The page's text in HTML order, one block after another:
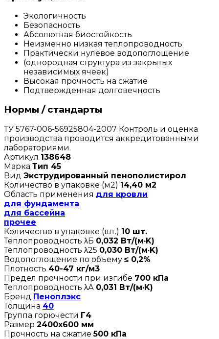
Экологичность
Безопасность
Абсолютная биостойкость
Неизменно низкая теплопроводность
Практически нулевое водопоглощение
(однородная структура из закрытых
независимых ячеек)
Высокая прочность на сжатие
Подтвержденная долговечность
Нормы / стандарты
ТУ 5767-006-56925804-2007 Контроль и оценка
производства проводится аккредитованными
лабораториями.
Артикул 138648
Марка Тип 45
Вид Экструдированный пенополистирол
Количество в упаковке (м2) 14,40 м2
Область применения для кровли
для фундамента
для бассейна
прочее
Количество в упаковке (шт.) 10 шт.
Теплопроводность λБ 0,032 Вт/(м·K)
Теплопроводность λ25 0,030 Вт/(м·K)
Водопоглощение по объему ≤ 0,2%
Плотность 40-47 кг/м3
Предел прочности при изгибе 700 кПа
Теплопроводность λА 0,031 Вт/(м·K)
Бренд Пеноплэкс
Толщина 40
Группа горючести Г4
Размер 2400х600 мм
Прочность на сжатие500 кПа